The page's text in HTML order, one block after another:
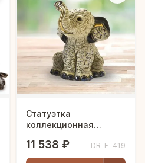
Статуэтка
коллекционная
11 538 ₽ DR-F-419